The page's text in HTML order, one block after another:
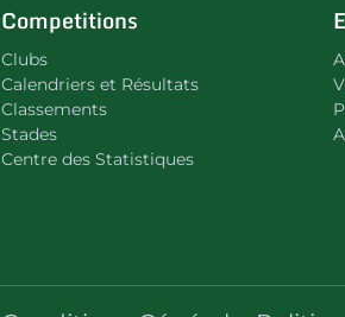
Competitions
Clubs
Calendriers et Résultats
Classements
Stades
Centre des Statistiques